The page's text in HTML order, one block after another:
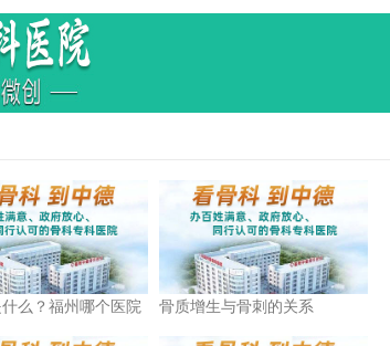
么？福州哪个医院
骨质增生与骨刺的关系